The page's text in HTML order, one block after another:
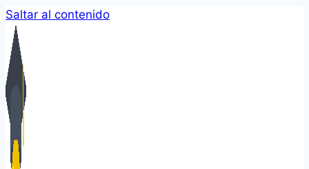
Saltar al contenido